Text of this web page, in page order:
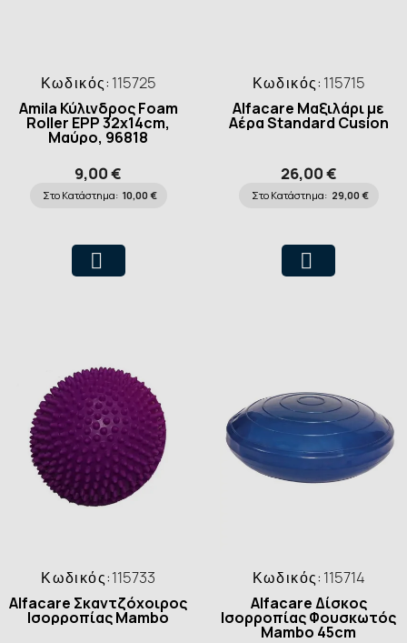
Κωδικός: 115725
Amila Κύλινδρος Foam
Roller EPP 32x14cm,
Μαύρο, 96818
9,00 €
Στο Κατάστημα: 10,00 €
Κωδικός: 115715
Alfacare Μαξιλάρι με
Αέρα Standard Cusion
26,00 €
Στο Κατάστημα: 29,00 €
Κωδικός:115733
Alfacare Σκαντζόχοιρος
Ισορροπίας Mambo
Κωδικός: 115714
Alfacare Δίσκος
Ισορροπίας Φουσκωτός
Mambo 45cm